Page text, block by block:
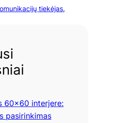
tiekėjas
60×60 interjere:
pasirinkimas